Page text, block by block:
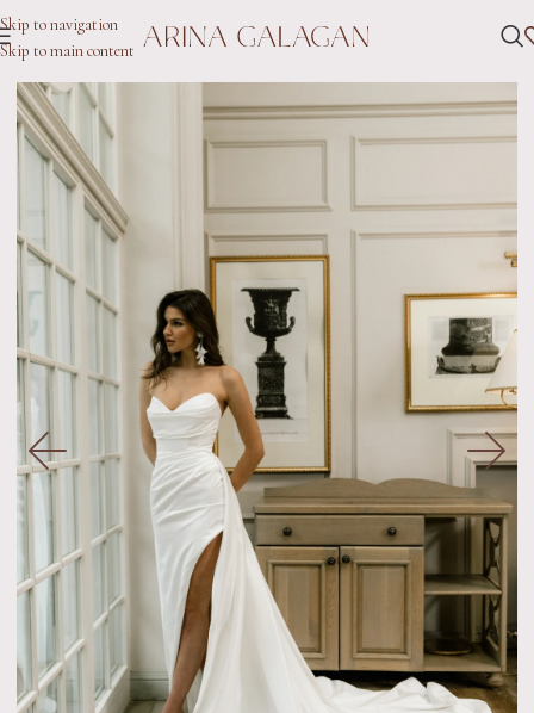
Skip to navigation
Skip to main content